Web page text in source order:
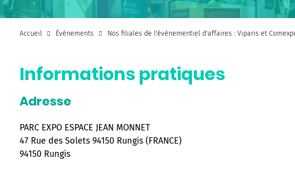
Accueil Événements Nos filiales de l'événementiel d'affaires : Viparis et
Informations pratiques
Adresse
PARC EXPO ESPACE JEAN MONNET
47 Rue des Solets 94150 Rungis (FRANCE)
94150 Rungis